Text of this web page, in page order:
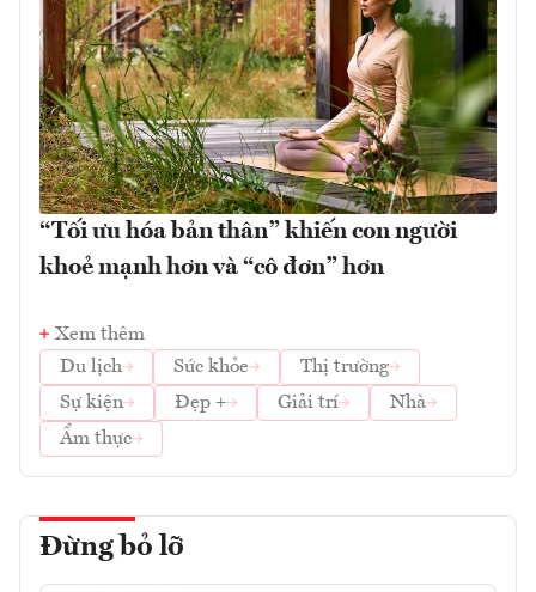
“Tối ưu hóa bản thân” khiến con người
khoẻ mạnh hơn và “cô đơn” hơn
Xem thêm
Du lịch
Sức khỏe
Thị trường
Sự kiện
Đẹp + Giải trí
Nhà
Ẩm thực
Đừng bỏ lỡ